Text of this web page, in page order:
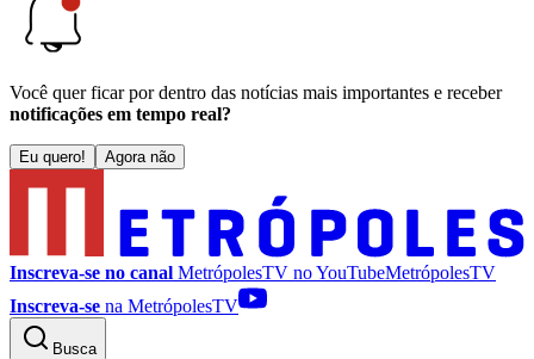
Você quer ficar por dentro das notícias mais importantes e receber
notificações em tempo real?
Eu quero! Agora não
Inscreva-se no canal MetrópolesTV noYouTubeMetrópolesTV
Inscreva-se na MetrópolesTV
Busca